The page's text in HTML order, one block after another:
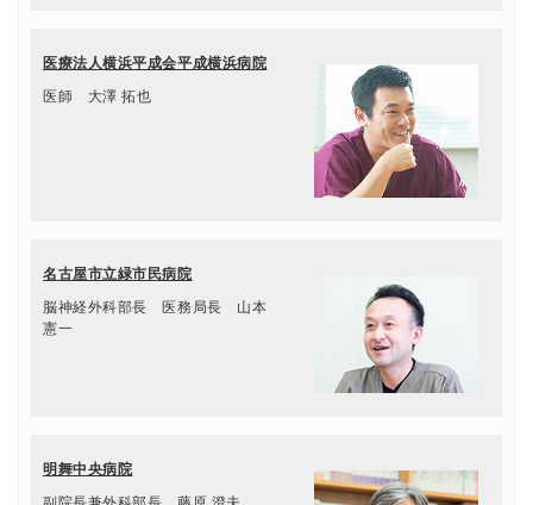
医療法人横浜平成会平成横浜病院
医師 大澤 拓也
名古屋市立緑市民病院
脳神経外科部長 医務局長 山本
憲一
明舞中央病院